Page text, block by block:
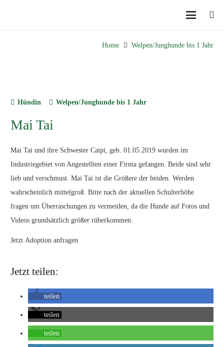
Home Welpen/Junghunde bis 1 Jahr
Hündin Welpen/Junghunde bis 1 Jahr
Mai Tai
Mai Tai und ihre Schwester Caipi, geb. 01.05.2019 wurden im
Industriegebiet von Angestellten einer Firma gefangen. Beide sind sehr
lieb und verschmust. Mai Tai ist die Größere der beiden. Werden
wahrscheinlich mittelgroß. Bitte nach der aktuellen Schulterhöhe
fragen um Überraschungen zu vermeiden, da die Hunde auf Fotos und
Videos grundsätzlich größer rüberkommen.
Jetzt Adoption anfragen
Jetzt teilen:
teilen
teilen
teilen